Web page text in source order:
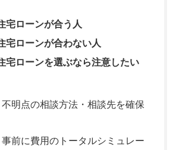
宅ローンが合う人
宅ローンが合わない人
宅ローンを選ぶなら注意したい
点の相談方法・相談先を確保
に費用のトータルシミュレー